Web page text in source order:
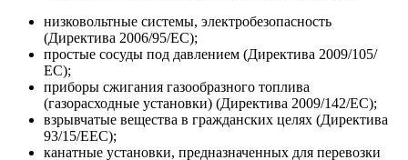
низковольтные системы, электробезопасность
(Директива 2006/95/ЕС);
простые сосуды под давлением (Директива 2009/105/
ЕС);
приборы сжигания газообразного топлива
(газорасходные установки) (Директива 2009/142/ЕС);
взрывчатые вещества в гражданских целях (Директива
93/15/ЕЕС);
канатные установки, предназначенных для перевозки